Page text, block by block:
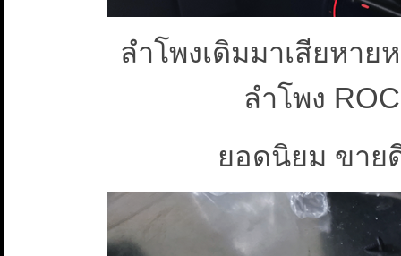
ลำโพงเดิมมาเสียหา
ลำโพง
ยอดนิยม ขาย